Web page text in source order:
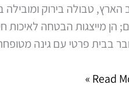
הארץ, טבולה בירוק ומובילה
הן מייצגות הבטחה
בבית פרטי עם גינה
Read